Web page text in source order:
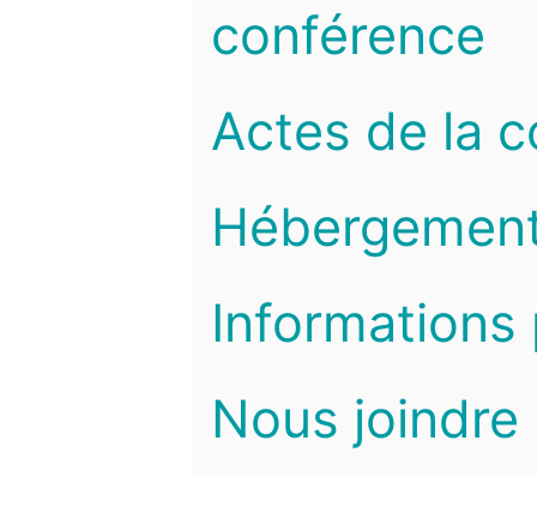
conférence
Actes de la
Informations
Nous joindre